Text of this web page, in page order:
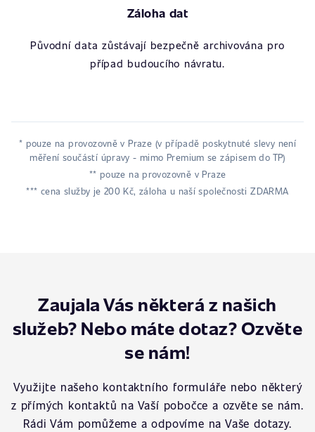
Záloha dat
Původní data zůstávají bezpečně archivována pro
případ budoucího návratu.
* pouze na provozovně v Praze (v případě poskytnuté slevy není
měření součástí úpravy - mimo Premium se zápisem do TP)
** pouze na provozovně v Praze
*** cena služby je 200 Kč, záloha u naší společnosti ZDARMA
Zaujala Vás některá z našich
služeb? Nebo máte dotaz? Ozvěte
se nám!
Využijte našeho kontaktního formuláře nebo některý
z přímých kontaktů na Vaší pobočce a ozvěte se nám.
Rádi Vám pomůžeme a odpovíme na Vaše dotazy.